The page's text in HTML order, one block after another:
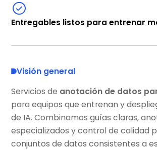
Entregables listos para entrenar
Visión general
Servicios de anotación de datos
para equipos que entrenan y
de IA. Combinamos guías claras,
especializados y control de calidad
conjuntos de datos consistentes a